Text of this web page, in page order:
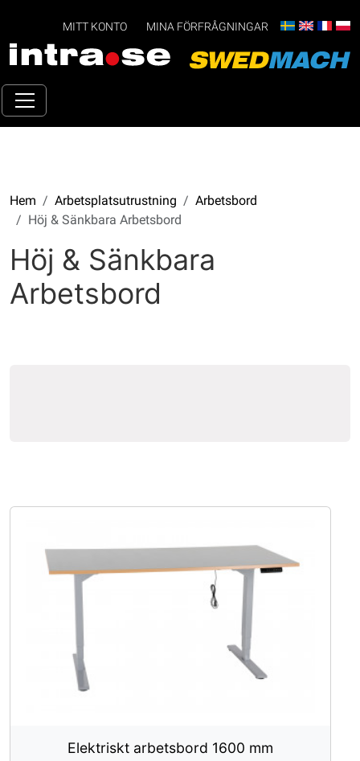
MITT KONTO MINA FÖRFRÅGNINGAR
Hem Arbetsplatsutrustning
Arbetsbord
Höj & Sänkbara Arbetsbord
Höj & Sänkbara
Arbetsbord
Elektriskt arbetsbord 1600 mm